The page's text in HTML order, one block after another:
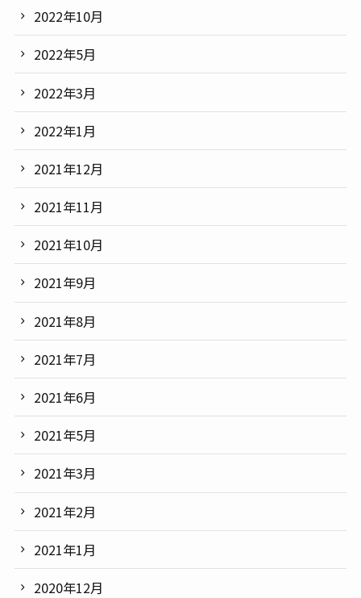
2022年10月
2022年5月
2022年3月
2022年1月
2021年12月
2021年11月
2021年10月
2021年9月
2021年8月
2021年7月
2021年6月
2021年5月
2021年3月
2021年2月
2021年1月
2020年12月